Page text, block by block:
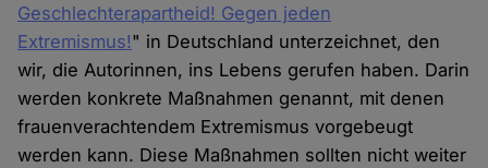
Geschlechterapartheid! Gegen jeden
Extremismus!" in Deutschland unterzeichnet, den
wir, die Autorinnen, ins Lebens gerufen haben. Darin
werden konkrete Maßnahmen genannt, mit denen
frauenverachtendem Extremismus vorgebeugt
werden kann. Diese Maßnahmen sollten nicht weiter